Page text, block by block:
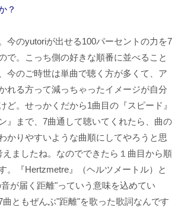
？
今のyutoriが出せる100パーセントの力を7
で。こっち側の好きな順番に並べること
今のご時世は単曲で聴く方が多くて、ア
れる方って減っちゃったイメージが自分
ど。せっかくだから1曲目の『スピード』
』まで、7曲通して聴いてくれたら、曲の
かりやすいような曲順にしてやろうと思
えましたね。なのでできたら１曲目から順
。『Hertzmetre』（ヘルツメートル）と
が届く距離"っていう意味を込めてい
ともぜんぶ"距離"を歌った歌詞なんです